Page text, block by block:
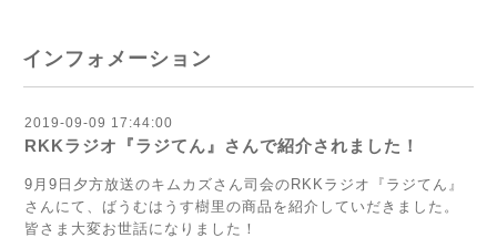
インフォメーション
2019-09-09 17:44:00
RKKラジオ『ラジてん』さんで紹介されました！
9月9日夕方放送のキムカズさん司会のRKKラジオ『ラジてん』
さんにて、ばうむはうす樹里の商品を紹介していだきました。
皆さま大変お世話になりました！